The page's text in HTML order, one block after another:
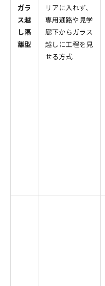
ガラ
ス越
し隔
離型
リアに入れず、
専用通路や見学
廊下からガラス
越しに工程を見
せる方式